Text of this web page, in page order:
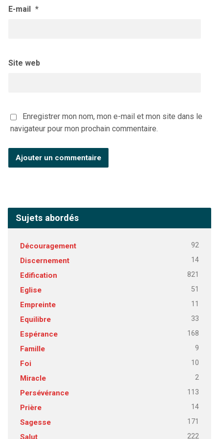
E-mail *
Site web
Enregistrer mon nom, mon e-mail et mon site dans le
navigateur pour mon prochain commentaire.
Sujets abordés
Découragement 92
Discernement 14
Edification 821
Eglise 51
Empreinte 11
Equilibre 33
Espérance 168
Famille 9
Foi 10
Miracle 2
Persévérance 113
Prière 14
Sagesse 171
Salut 222